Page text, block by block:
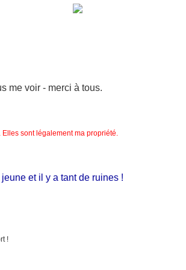
me voir - merci à tous.
Elles sont légalement ma propriété.
et il y a tant de ruines !